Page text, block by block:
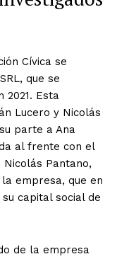
Cívica se
que se
2021. Esta
Lucero y Nicolás
parte a Ana
al frente con el
Nicolás Pantano,
empresa, que en
capital social de
de la empresa